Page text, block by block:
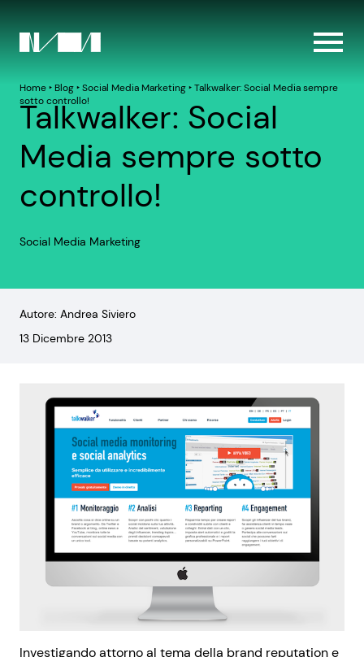
Home‣ Blog‣Social Media Marketing‣Talkwalker: Social Media sempre
sotto controllo!
Talkwalker: Social
Media sempre sotto
controllo!
Social Media Marketing
Autore: Andrea Siviero
13 Dicembre 2013
Investigando attorno al tema della brand reputation e